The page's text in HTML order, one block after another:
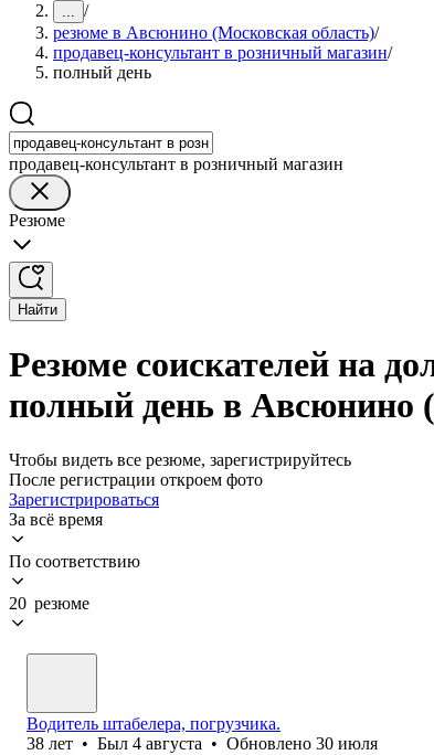
... /
резюме в Авсюнино (Московская область)/
продавец-консультант в розничный магазин/
полный день
продавец-консультант в розничный магазин
Резюме
Найти
Резюме соискателей на
полный день в Авсюнино
Чтобы видеть все резюме, зарегистрируйтесь
После регистрации откроем фото
Зарегистрироваться
За всё время
По соответствию
20 резюме
Водитель штабелера, погрузчика.
38 лет • Был 4 августа • Обновлено 30 июля